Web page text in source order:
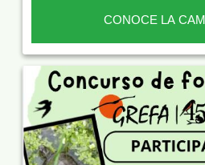
CONOCE LA